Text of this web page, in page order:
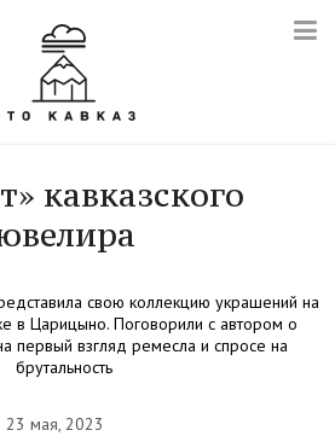
кавказского
свою коллекцию украшений на
в Царицыно. Поговорили с автором о
первый взгляд ремесла и спросе на
брутальность
23 мая, 2023